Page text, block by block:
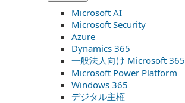
Microsoft AI
Microsoft Security
Azure
Dynamics 365
一般法人向け Microsoft 365
Microsoft Power Platform
Windows 365
デジタル主権